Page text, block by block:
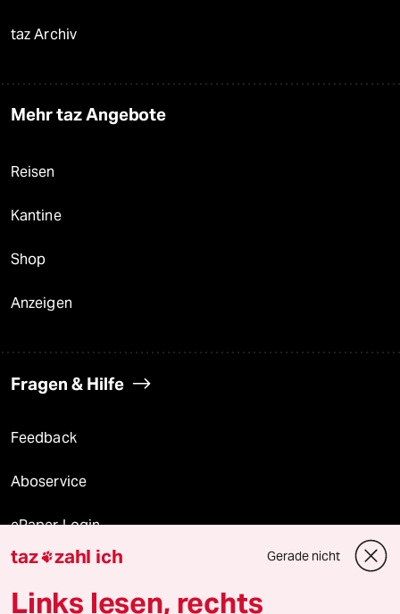
taz Archiv
Mehr taz Angebote
Reisen
Kantine
Shop
Anzeigen
Fragen & Hilfe
Feedback
Aboservice
ePaper Login
Downloads für Abonnierende
taz zahl ich Gerade nicht
Links lesen, rechts